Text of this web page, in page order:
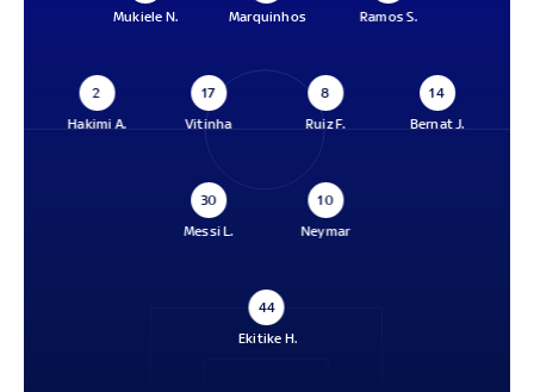
Mukiele N.
Marquinhos
Ramos S.
2
Hakimi A.
17
Vitinha
8
Ruiz F.
14
Bernat J.
10
Neymar
30
Messi L.
44
Ekitike H.